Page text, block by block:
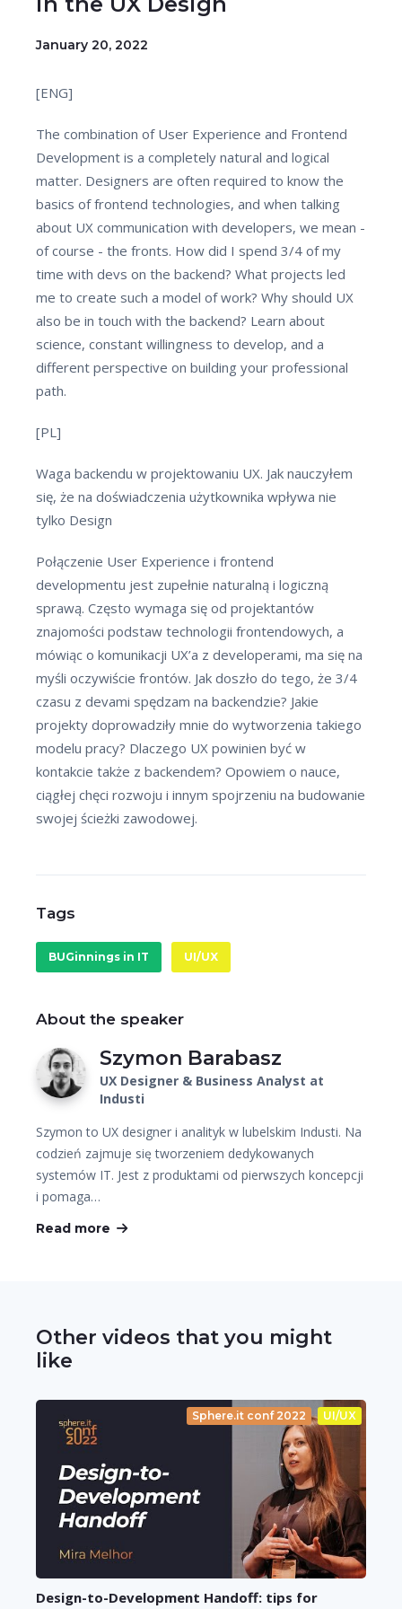
January 20, 2022
[ENG]
The combination of User Experience and Frontend
Development is a completely natural and logical
matter. Designers are often required to know the
basics of frontend technologies, and when talking
about UX communication with developers, we mean -
of course - the fronts. How did I spend 3/4 of my
time with devs on the backend? What projects led
me to create such a model of work? Why should UX
also be in touch with the backend? Learn about
science, constant willingness to develop, and a
different perspective on building your professional
path.
[PL]
Waga backendu w projektowaniu UX. Jak nauczyłem
się, że na doświadczenia użytkownika wpływa nie
tylko Design
Połączenie User Experience i frontend
developmentu jest zupełnie naturalną i logiczną
sprawą. Często wymaga się od projektantów
znajomości podstaw technologii frontendowych, a
mówiąc o komunikacji UX’a z developerami, ma się na
myśli oczywiście frontów. Jak doszło do tego, że 3/4
czasu z devami spędzam na backendzie? Jakie
projekty doprowadziły mnie do wytworzenia takiego
modelu pracy? Dlaczego UX powinien być w
kontakcie także z backendem? Opowiem o nauce,
ciągłej chęci rozwoju i innym spojrzeniu na budowanie
swojej ścieżki zawodowej.
Tags
BUGinnings in IT UI/UX
About the speaker
Szymon Barabasz
UX Designer & Business Analyst at
Industi
Szymon to UX designer i analityk w lubelskim Industi. Na
codzień zajmuje się tworzeniem dedykowanych
systemów IT. Jest z produktami od pierwszych koncepcji
i pomaga…
Read more
Other videos that you might
like
Sphere.it conf 2022 UI/UX
Design-to-Development Handoff: tips for